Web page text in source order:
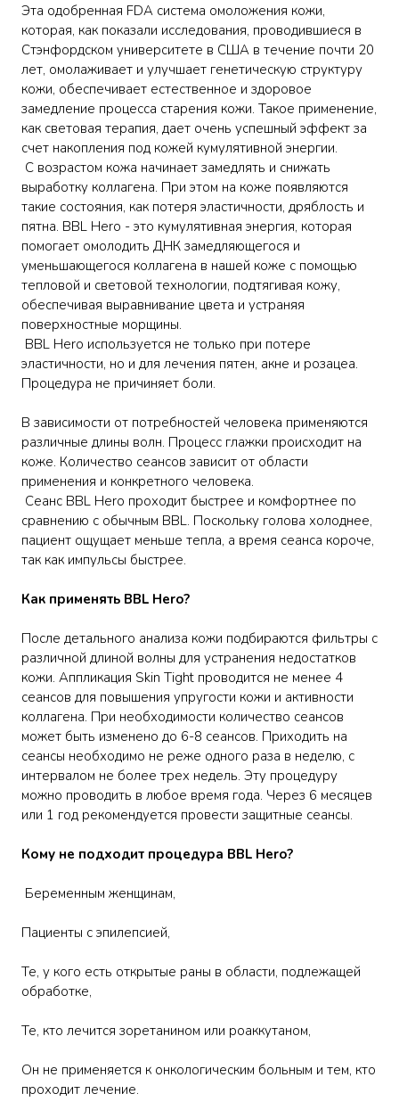
Эта одобренная FDA система омоложения кожи,
которая, как показали исследования, проводившиеся в
Стэнфордском университете в США в течение почти 20
лет, омолаживает и улучшает генетическую структуру
кожи, обеспечивает естественное и здоровое
замедление процесса старения кожи. Такое применение,
как световая терапия, дает очень успешный эффект за
счет накопления под кожей кумулятивной энергии.
С возрастом кожа начинает замедлять и снижать
выработку коллагена. При этом на коже появляются
такие состояния, как потеря эластичности, дряблость и
пятна. BBL Hero - это кумулятивная энергия, которая
помогает омолодить ДНК замедляющегося и
уменьшающегося коллагена в нашей коже с помощью
тепловой и световой технологии, подтягивая кожу,
обеспечивая выравнивание цвета и устраняя
поверхностные морщины.
BBL Hero используется не только при потере
эластичности, но и для лечения пятен, акне и розацеа.
Процедура не причиняет боли.
В зависимости от потребностей человека применяются
различные длины волн. Процесс глажки происходит на
коже. Количество сеансов зависит от области
применения и конкретного человека.
Сеанс BBL Hero проходит быстрее и комфортнее по
сравнению с обычным BBL. Поскольку голова холоднее,
пациент ощущает меньше тепла, а время сеанса короче,
так как импульсы быстрее.
Как применять BBL Hero?
После детального анализа кожи подбираются фильтры с
различной длиной волны для устранения недостатков
кожи. Аппликация Skin Tight проводится не менее 4
сеансов для повышения упругости кожи и активности
коллагена. При необходимости количество сеансов
может быть изменено до 6-8 сеансов. Приходить на
сеансы необходимо не реже одного раза в неделю, с
интервалом не более трех недель. Эту процедуру
можно проводить в любое время года. Через 6 месяцев
или 1 год рекомендуется провести защитные сеансы.
Кому не подходит процедура BBL Hero?
Беременным женщинам,
Пациенты с эпилепсией,
Те, у кого есть открытые раны в области, подлежащей
обработке,
Те, кто лечится зоретанином или роаккутаном,
Он не применяется к онкологическим больным и тем, кто
проходит лечение.